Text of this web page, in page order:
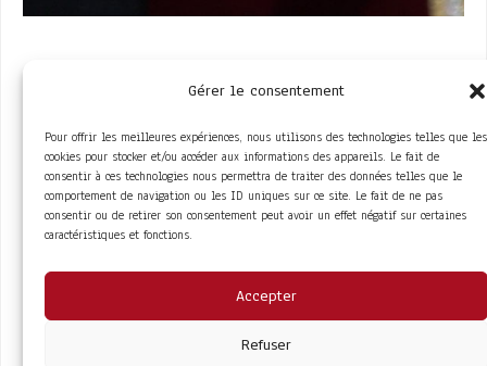
Gérer le consentement
Pour offrir les meilleures expériences, nous utilisons des technologies telles que les
cookies pour stocker et/ou accéder aux informations des appareils. Le fait de
consentir à ces technologies nous permettra de traiter des données telles que le
comportement de navigation ou les ID uniques sur ce site. Le fait de ne pas
consentir ou de retirer son consentement peut avoir un effet négatif sur certaines
caractéristiques et fonctions.
Accepter
Refuser
ACCÈS RAPIDE
La Trompe
La FITF
Agenda
Partenaires
Espace adhérent
Conditions Générales de Vente